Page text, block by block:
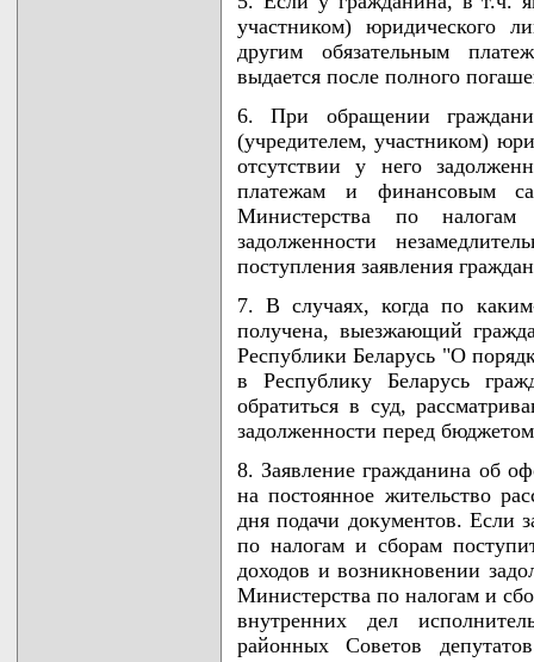
участником) юридического
другим обязательным
выдается после полного
6. При обращении
(учредителем, участником)
отсутствии у него
платежам и финансовым
Министерства по
задолженности
поступления заявления
7. В случаях, когда по
получена, выезжающий
Республики Беларусь "О
в Республику Беларусь
обратиться в суд,
задолженности перед
8. Заявление гражданина об
на постоянное жительство
дня подачи документов. Если
по налогам и сборам
доходов и возникновении
Министерства по налогам и
внутренних дел
районных Советов